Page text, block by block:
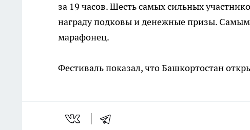
за 19 часов. Шесть самых сильных
награду подковы и денежные призы.
марафонец.
Фестиваль показал, что Башкортостан